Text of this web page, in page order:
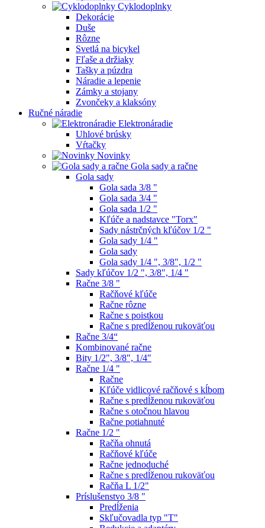
Cyklodoplnky
Dekorácie
Duše
Rôzne
Svetlá na bicykel
Fľaše a držiaky
Tašky a púzdra
Náradie a lepenie
Zámky a stojany
Zvončeky a klaksóny
Ručné náradie
Elektronáradie
Uhlové brúsky
Vŕtačky
Novinky
Gola sady a račne
Gola sady
Gola sada 3/8 "
Gola sada 3/4 "
Gola sada 1/2 "
Kľúče a nadstavce "Torx"
Sady nástrčných kľúčov 1/2 "
Gola sady 1/4 "
Gola sady
Gola sady 1/4 ", 3/8", 1/2 "
Sady kľúčov 1/2 ", 3/8", 1/4 "
Račne 3/8 "
Račňové kľúče
Račne rôzne
Račne s poistkou
Račne s predĺženou rukoväťou
Račne 3/4“
Kombinované račne
Bity 1/2", 3/8", 1/4"
Račne 1/4 "
Račne
Kľúče vidlicové račňové s kĺbom
Račne s predĺženou rukoväťou
Račne s otočnou hlavou
Račne potiahnuté
Račne 1/2 "
Račňa ohnutá
Račňové kľúče
Račne jednoduché
Račne s predĺženou rukoväťou
Račňa L 1/2"
Príslušenstvo 3/8 "
Predĺženia
Skľučovadla typ "T"